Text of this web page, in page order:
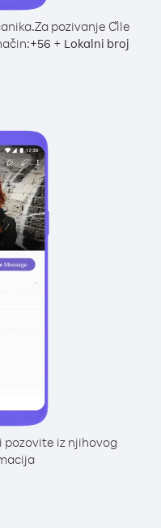
Za pozivanje Čile
+56 + Lokalni broj
iz njihovog